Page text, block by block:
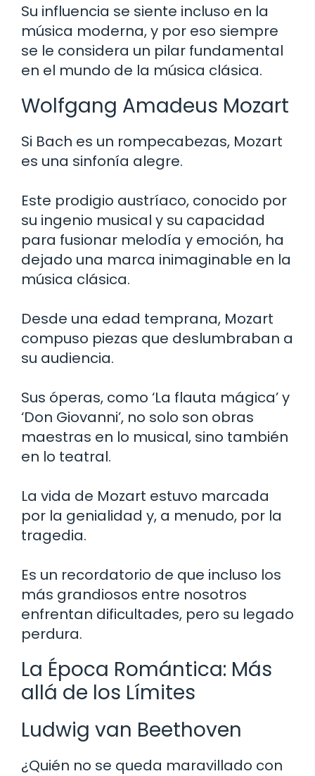
Su influencia se siente incluso en la
música moderna, y por eso siempre
se le considera un pilar fundamental
en el mundo de la música clásica.
Wolfgang Amadeus Mozart
Si Bach es un rompecabezas, Mozart
es una sinfonía alegre.
Este prodigio austríaco, conocido por
su ingenio musical y su capacidad
para fusionar melodía y emoción, ha
dejado una marca inimaginable en la
música clásica.
Desde una edad temprana, Mozart
compuso piezas que deslumbraban a
su audiencia.
Sus óperas, como ‘La flauta mágica’ y
‘Don Giovanni’, no solo son obras
maestras en lo musical, sino también
en lo teatral.
La vida de Mozart estuvo marcada
por la genialidad y, a menudo, por la
tragedia.
Es un recordatorio de que incluso los
más grandiosos entre nosotros
enfrentan dificultades, pero su legado
perdura.
La Época Romántica: Más
allá de los Límites
Ludwig van Beethoven
¿Quién no se queda maravillado con